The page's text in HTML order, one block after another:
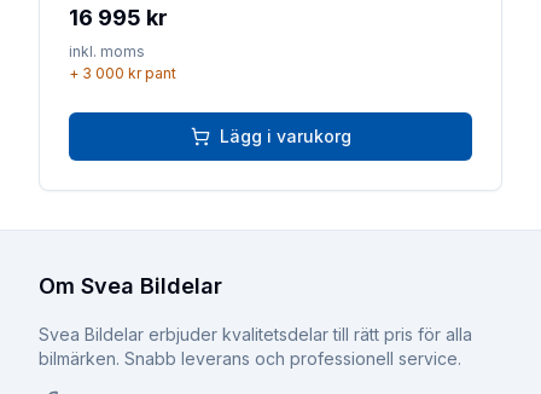
16 995 kr
inkl. moms
+ 3 000 krpant
Lägg i varukorg
Om Svea Bildelar
Svea Bildelar erbjuder kvalitetsdelar till rätt pris för alla
bilmärken. Snabb leverans och professionell service.